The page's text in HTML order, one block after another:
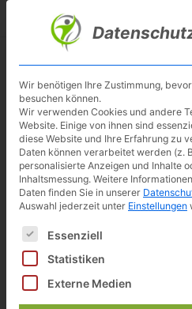
Skip
Besuche meinen
Sitemap
5 Fehler beim
Asviva Ergometer H22
Asviva S17 Indoor Cycle
Asviva S8 Pro Speedbike
Christopeit Ergometer
Wir benötigen Ihre Zustimmung,
besuchen können.
Wir verwenden Cookies und andere
Website. Einige von ihnen sind
diese Website und Ihre Erfahrung zu
Daten können verarbeitet werden (z.
personalisierte Anzeigen und Inhalte
Inhaltsmessung. Weitere
Daten finden Sie in unserer
Auswahl jederzeit unter Einstellungen
Es folgt eine Liste der Service-
Essenziell
Statistiken
Externe Medien